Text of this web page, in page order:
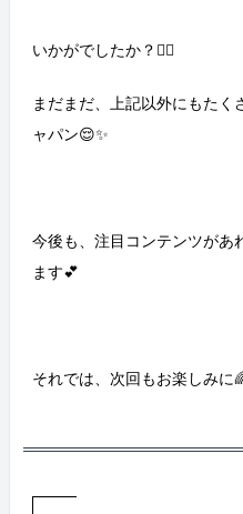
いかがでしたか？🙋‍♀️
まだまだ、上記以外にもたく
ャパン😌✨
今後も、注目コンテンツがあ
ます💕
それでは、次回もお楽しみに